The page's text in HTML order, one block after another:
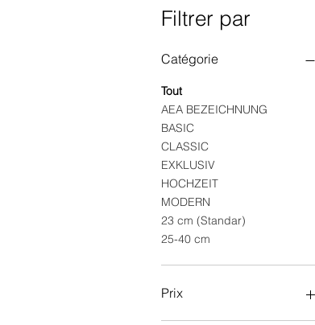
Filtrer par
Catégorie
Tout
AEA BEZEICHNUNG
BASIC
CLASSIC
EXKLUSIV
HOCHZEIT
MODERN
23 cm (Standar)
25-40 cm
Prix